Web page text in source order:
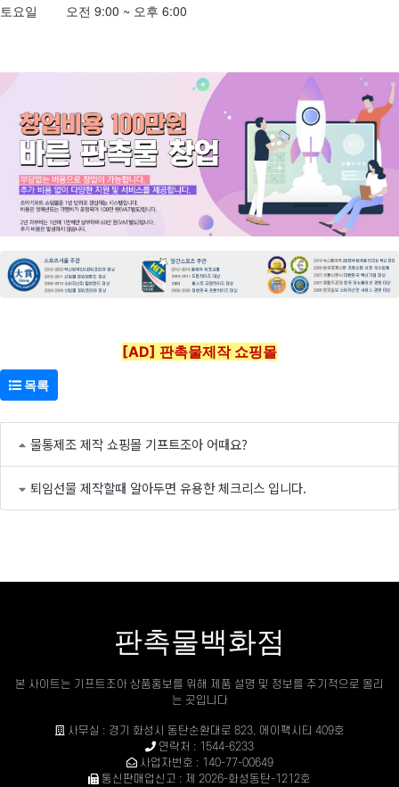
토요일 오전 9:00 ~ 오후 6:00
[AD] 판촉물제작 쇼핑몰
목록
물통제조 제작 쇼핑몰 기프트조아 어때요?
퇴임선물 제작할때 알아두면 유용한 체크리스 입니다.
판촉물백화점
본 사이트는 기프트조아 상품홍보를 위해 제품 설명 및 정보를 주기적으로 올리
는 곳입니다
사무실 : 경기 화성시 동탄순환대로 823, 에이팩시티 409호
연락처 : 1544-6233
사업자번호 : 140-77-00649
통신판매업신고 : 제 2026-화성동탄-1212호